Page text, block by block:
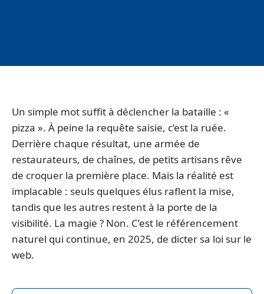
Un simple mot suffit à déclencher la bataille : «
pizza ». À peine la requête saisie, c’est la ruée.
Derrière chaque résultat, une armée de
restaurateurs, de chaînes, de petits artisans rêve
de croquer la première place. Mais la réalité est
implacable : seuls quelques élus raflent la mise,
tandis que les autres restent à la porte de la
visibilité. La magie ? Non. C’est le référencement
naturel qui continue, en 2025, de dicter sa loi sur le
web.